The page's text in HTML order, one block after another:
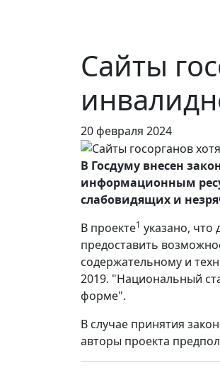
Сайты
20 февраля 2024
В Госдуму внесен
информационным
слабовидящих и
В проекте1 указано,
предоставить
содержательному и
2019. "Национальный
форме".
В случае принятия
авторы проекта